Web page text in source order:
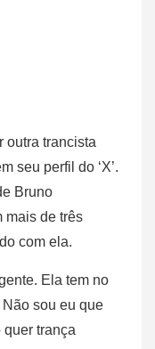
outra trancista
seu perfil do ‘X’.
Bruno
mais de três
com ela.
Ela tem no
sou eu que
trança